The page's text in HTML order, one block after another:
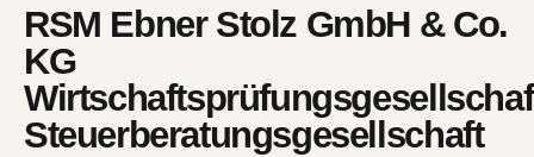
RSM Ebner Stolz GmbH & Co.
KG
Steuerberatungsgesellschaft